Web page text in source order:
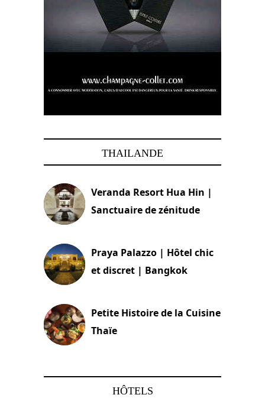
THAILANDE
Veranda Resort Hua Hin |
Sanctuaire de zénitude
Praya Palazzo | Hôtel chic
et discret | Bangkok
Petite Histoire de la Cuisine
Thaïe
HÔTELS